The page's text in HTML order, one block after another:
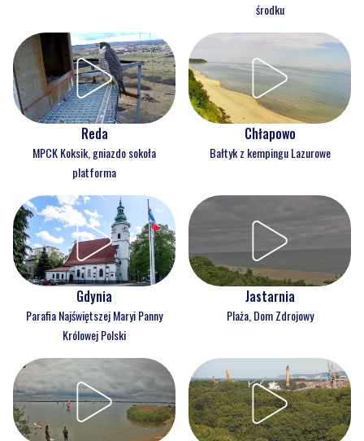
środku
Reda
MPCK Koksik, gniazdo sokoła
platforma
Chłapowo
Bałtyk z kempingu Lazurowe
Gdynia
Parafia Najświętszej Maryi Panny
Królowej Polski
Jastarnia
Plaża, Dom Zdrojowy